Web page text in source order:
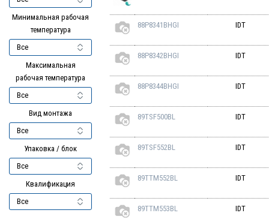
Минимальная рабочая
температура
Максимальная
рабочая температура
Вид монтажа
Упаковка / блок
Квалификация
88P8341BHGI IDT
88P8342BHGI IDT
88P8344BHGI IDT
89TSF500BL IDT
89TSF552BL IDT
89TTM552BL IDT
89TTM553BL IDT